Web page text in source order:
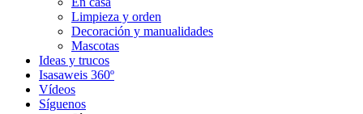
Limpieza y orden
Decoración y manualidades
Mascotas
Ideas y trucos
Isasaweis 360º
Vídeos
Síguenos